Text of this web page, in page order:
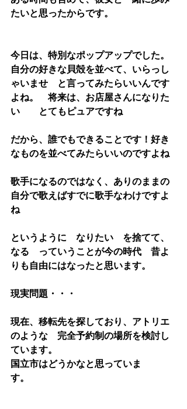
たいと思ったからです。
今日は、特別なポップアップでした。
自分の好きな貝殻を並べて、いらっし
ゃいませ　と言ってみたらいいんです
よね。　将来は、お店屋さんになりた
い　　とてもピュアですね
だから、誰でもできることです！好き
なものを並べてみたらいいのですよね
歌手になるのではなく、ありのままの
自分で歌えばすでに歌手なわけですよ
ね
というように　なりたい　を捨てて、
なる　っていうことが今の時代　昔よ
りも自由にはなったと思います。
現実問題・・・
現在、移転先を探しており、アトリエ
のような　完全予約制の場所を検討し
ています。
国立市はどうかなと思っていま
す。